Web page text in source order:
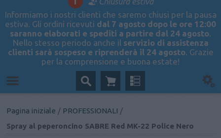
Informiamo i nostri clienti che saremo chiusi per la pausa
estiva. Gli ordini ricevuti dal 7 agosto dopo le ore 12:00
saranno elaborati e spediti a partire dal 24 agosto.
Nello stesso periodo anche il servizio di assistenza
clienti sarà sospeso e riprenderà il 24 agosto. Grazie
per la comprensione e buona estate!
Pagina iniziale / PROFESSIONALI /
Spray al peperoncino SABRE Red MK-22 Police Nero